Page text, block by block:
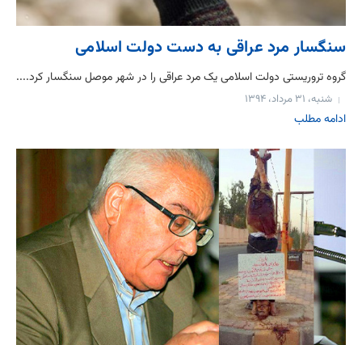
سنگسار مرد عراقی به دست دولت اسلامی
گروه تروریستی دولت اسلامی یک مرد عراقی را در شهر موصل سنگسار کرد....
شنبه، ۳۱ مرداد، ۱۳۹۴
ادامه مطلب